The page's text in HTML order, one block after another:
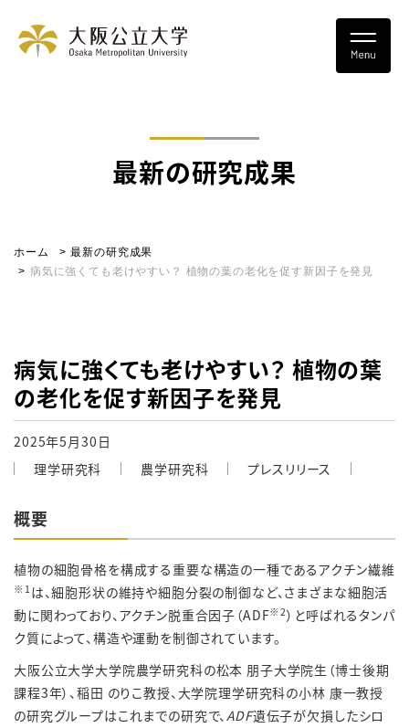
最新の研究成果
ホーム
最新の研究成果
病気に強くても老けやすい？ 植物の葉の老化を促す新因子を発見
病気に強くても老けやすい？ 植物の葉
の老化を促す新因子を発見
2025年5月30日
理学研究科
農学研究科 プレスリリース
概要
植物の細胞骨格を構成する重要な構造の一種であるアクチン繊維
※ 1 は、細胞形状の維持や細胞分裂の制御など、さまざまな細胞活
動に関わっており、アクチン脱重合因子（ADF※2）と呼ばれるタンパ
ク質によって、構造や運動を制御されています。
大阪公立大学大学院農学研究科の松本 朋子大学院生（博士後期
課程3年）、稲田 のりこ教授、大学院理学研究科の小林 康一教授
の研究グループはこれまでの研究で、ADF遺伝子が欠損したシロ